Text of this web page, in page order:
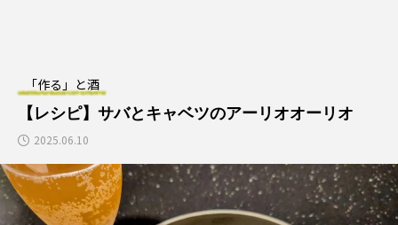
南大門 カップラーメン カクテル
マッコリ
宮崎市 沖縄料理 恵比寿 魚ツマミ
「作る」と酒
【レシピ】サバとキャベツのアーリオオーリオ
2025.06.10